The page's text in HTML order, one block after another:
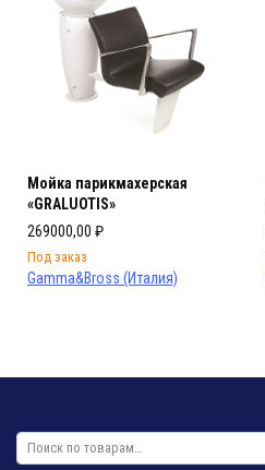
Мойка парикмахерская
«GRALUOTIS»
269000,00 ₽
Под заказ
Gamma&Bross (Италия)
Искать: